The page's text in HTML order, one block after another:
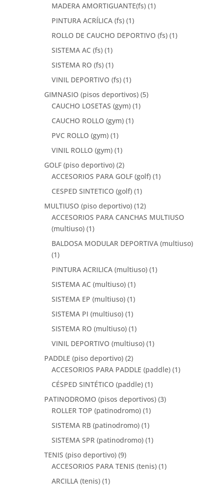
MADERA AMORTIGUANTE(fs) (1)
PINTURA ACRÍLICA (fs) (1)
ROLLO DE CAUCHO DEPORTIVO (fs) (1)
SISTEMA AC (fs) (1)
SISTEMA RO (fs) (1)
VINIL DEPORTIVO (fs) (1)
GIMNASIO (pisos deportivos) (5)
CAUCHO LOSETAS (gym) (1)
CAUCHO ROLLO (gym) (1)
PVC ROLLO (gym) (1)
VINIL ROLLO (gym) (1)
GOLF (piso deportivo) (2)
ACCESORIOS PARA GOLF (golf) (1)
CESPED SINTETICO (golf) (1)
MULTIUSO (piso deportivo) (12)
ACCESORIOS PARA CANCHAS MULTIUSO
(multiuso) (1)
BALDOSA MODULAR DEPORTIVA (multiuso)
(1)
PINTURA ACRILICA (multiuso) (1)
SISTEMA AC (multiuso) (1)
SISTEMA EP (multiuso) (1)
SISTEMA PI (multiuso) (1)
SISTEMA RO (multiuso) (1)
VINIL DEPORTIVO (multiuso) (1)
PADDLE (piso deportivo) (2)
ACCESORIOS PARA PADDLE (paddle) (1)
CÉSPED SINTÉTICO (paddle) (1)
PATINODROMO (pisos deportivos) (3)
ROLLER TOP (patinodromo) (1)
SISTEMA RB (patinodromo) (1)
SISTEMA SPR (patinodromo) (1)
TENIS (piso deportivo) (9)
ACCESORIOS PARA TENIS (tenis) (1)
ARCILLA (tenis) (1)